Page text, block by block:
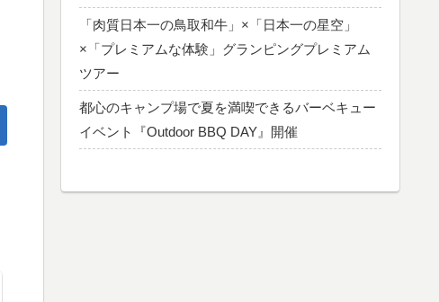
「肉質日本一の鳥取和牛」×「日本一の星空」
×「プレミアムな体験」グランピングプレミアム
ツアー
都心のキャンプ場で夏を満喫できるバーベキュー
イベント『Outdoor BBQ DAY』開催